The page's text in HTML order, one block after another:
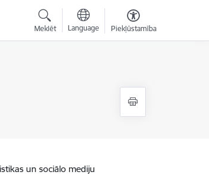
Meklēt Language Piekļūstamība
un sociālo mediju